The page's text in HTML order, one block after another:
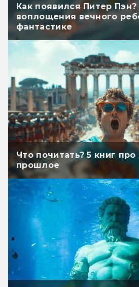
Как появился Питер Пэн?
воплощения вечного
фантастике
Что почитать? 5 книг
прошлое